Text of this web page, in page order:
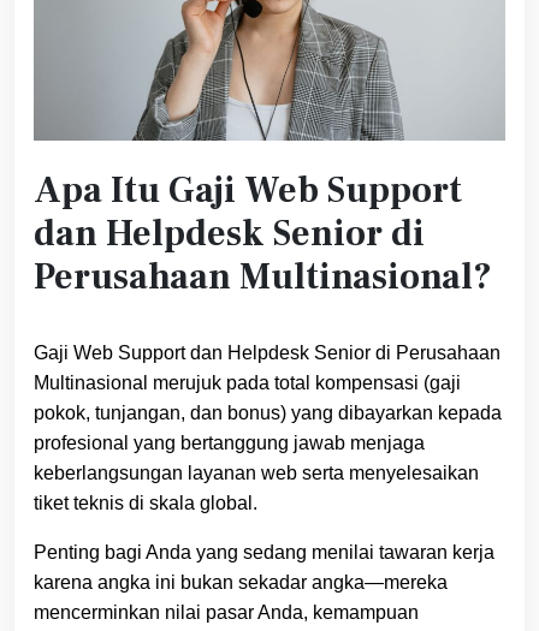
Apa Itu Gaji Web Support
dan Helpdesk Senior di
Perusahaan Multinasional?
Gaji Web Support dan Helpdesk Senior di Perusahaan
Multinasional merujuk pada total kompensasi (gaji
pokok, tunjangan, dan bonus) yang dibayarkan kepada
profesional yang bertanggung jawab menjaga
keberlangsungan layanan web serta menyelesaikan
tiket teknis di skala global.
Penting bagi Anda yang sedang menilai tawaran kerja
karena angka ini bukan sekadar angka—mereka
mencerminkan nilai pasar Anda, kemampuan